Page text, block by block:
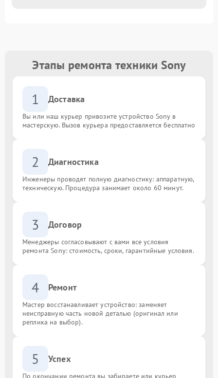
Этапы ремонта техники Sony
1 Доставка
Вы или наш курьер привозите устройство Sony в
мастерскую. Вызов курьера предоставляется бесплатно
2 Диагностика
Инженеры проводят полную диагностику: аппаратную,
техническую. Процедура занимает около 60 минут.
3 Договор
Менеджеры согласовывают с вами все условия
ремонта Sony: стоимость, сроки, гарантийные условия.
4 Ремонт
Мастер восстанавливает устройство: заменяет
неисправную часть новой деталью (оригинал или
реплика на выбор).
5 Успех
По окончании ремонта вы забираете или курьер